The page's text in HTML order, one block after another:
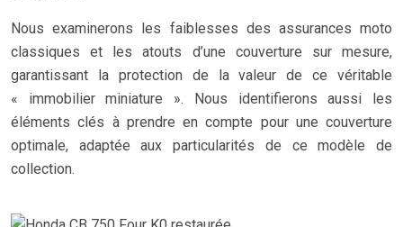
Nous examinerons les faiblesses des assurances moto
classiques et les atouts d’une couverture sur mesure,
garantissant la protection de la valeur de ce véritable
« immobilier miniature ». Nous identifierons aussi les
éléments clés à prendre en compte pour une couverture
optimale, adaptée aux particularités de ce modèle de
collection.